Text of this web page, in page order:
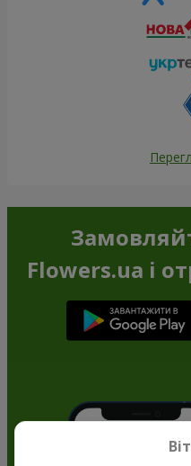
Flowers.ua і